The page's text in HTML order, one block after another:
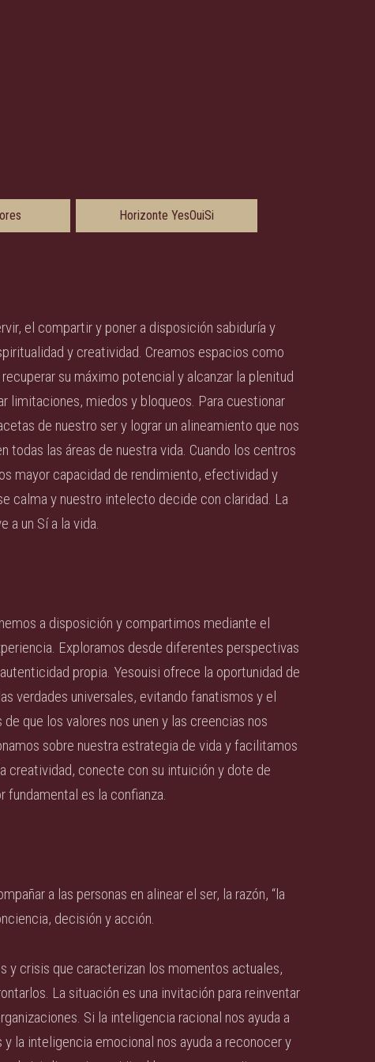
Horizonte YesOuiSi
el compartir y poner a disposición sabiduría y
y creatividad. Creamos espacios como
su máximo potencial y alcanzar la plenitud
limitaciones, miedos y bloqueos. Para cuestionar
de nuestro ser y lograr un alineamiento que nos
las áreas de nuestra vida. Cuando los centros
mayor capacidad de rendimiento, efectividad y
calma y nuestro intelecto decide con claridad. La
a un Sí a la vida.
a disposición y compartimos mediante el
Exploramos desde diferentes perspectivas
propia. Yesouisi ofrece la oportunidad de
verdades universales, evitando fanatismos y el
que los valores nos unen y las creencias nos
sobre nuestra estrategia de vida y facilitamos
creatividad, conecte con su intuición y dote de
fundamental es la confianza.
a las personas en alinear el ser, la razón, “la
decisión y acción.
y crisis que caracterizan los momentos actuales,
La situación es una invitación para reinventar
Si la inteligencia racional nos ayuda a
la inteligencia emocional nos ayuda a reconocer y